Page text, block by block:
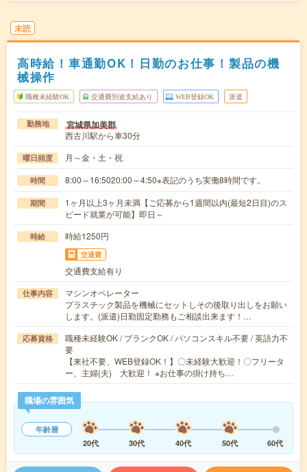
未読
高時給！車通勤OK！日勤のお仕事！製品の機
械操作
職種未経験OK 交通費別途支給あり WEB登録OK 派遣
勤務地 宮城県加美郡
西古川駅から車30分
曜日頻度 月～金・土・祝
時間 8:00～16:5020:00～4:50※表記のうち実働8時間です。
期間
1ヶ月以上3ヶ月未満【ご応募から1週間以内(最短2日目)のス
ピード就業が可能】即日～
時給 時給1250円
交通費
交通費支給有り
仕事内容
マシンオペレーター
プラスチック製品を機械にセットしその後取り出しをお願い
します。(派遣)日勤固定勤務もご相談出来ます！…
応募資格
職種未経験OK / ブランクOK / パソコンスキル不要 / 英語力不
要
【来社不要、WEB登録OK！】〇未経験大歓迎！〇フリータ
ー、主婦(夫) 大歓迎！ ※お仕事の掛け持ち…
職場の雰囲気
年齢層
20代
30代 40代 50代 60代